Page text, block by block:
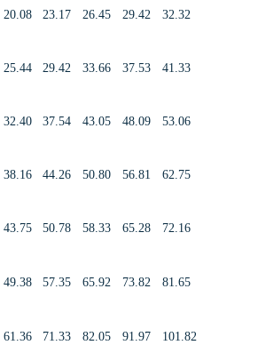
20.08 23.17 26.45 29.42 32.32
25.44 29.42 33.66 37.53 41.33
32.40 37.54 43.05 48.09 53.06
38.16 44.26 50.80 56.81 62.75
43.75 50.78 58.33 65.28 72.16
49.38 57.35 65.92 73.82 81.65
61.36 71.33 82.05 91.97 101.82